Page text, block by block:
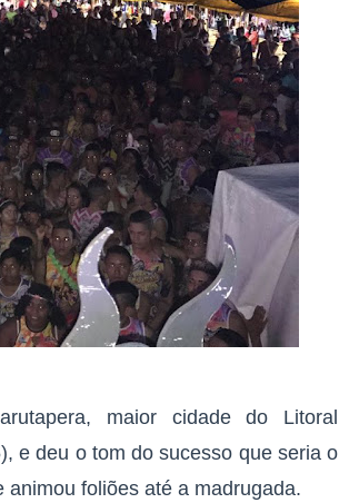
maior cidade do Litoral
e deu o tom do sucesso que seria o
animou foliões até a madrugada.